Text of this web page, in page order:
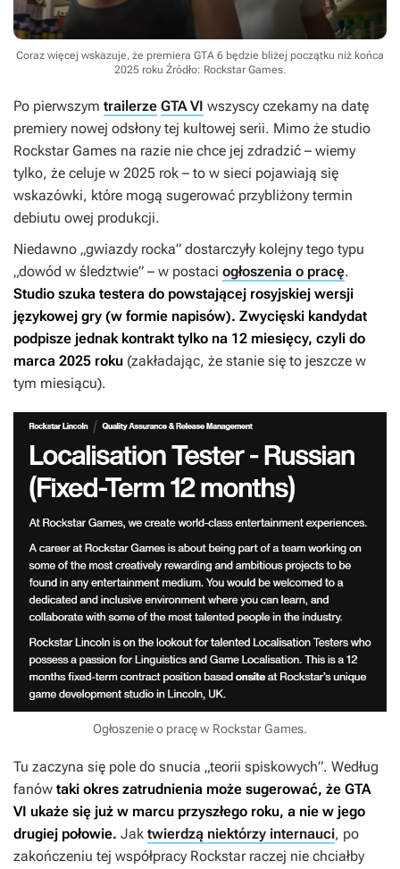
Coraz więcej wskazuje, że premiera GTA 6 będzie bliżej początku niż końca
2025 roku Źródło: Rockstar Games.
Po pierwszym trailerze GTA VI wszyscy czekamy na datę
premiery nowej odsłony tej kultowej serii. Mimo że studio
Rockstar Games na razie nie chce jej zdradzić – wiemy
tylko, że celuje w 2025 rok – to w sieci pojawiają się
wskazówki, które mogą sugerować przybliżony termin
debiutu owej produkcji.
Niedawno „gwiazdy rocka” dostarczyły kolejny tego typu
„dowód w śledztwie” – w postaci ogłoszenia o pracę.
Studio szuka testera do powstającej rosyjskiej wersji
językowej gry (w formie napisów). Zwycięski kandydat
podpisze jednak kontrakt tylko na 12 miesięcy, czyli do
marca 2025 roku (zakładając, że stanie się to jeszcze w
tym miesiącu).
Ogłoszenie o pracę w Rockstar Games.
Tu zaczyna się pole do snucia „teorii spiskowych”. Według
fanów taki okres zatrudnienia może sugerować, że GTA
VI ukaże się już w marcu przyszłego roku, a nie w jego
drugiej połowie. Jak twierdzą niektórzy internauci, po
zakończeniu tej współpracy Rockstar raczej nie chciałby